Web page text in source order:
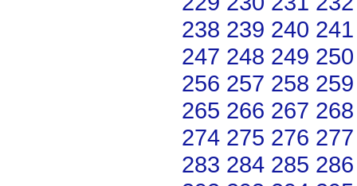
238 239 240 241
247 248 249 250
256 257 258 259
265 266 267 268
274 275 276 277
283 284 285 286